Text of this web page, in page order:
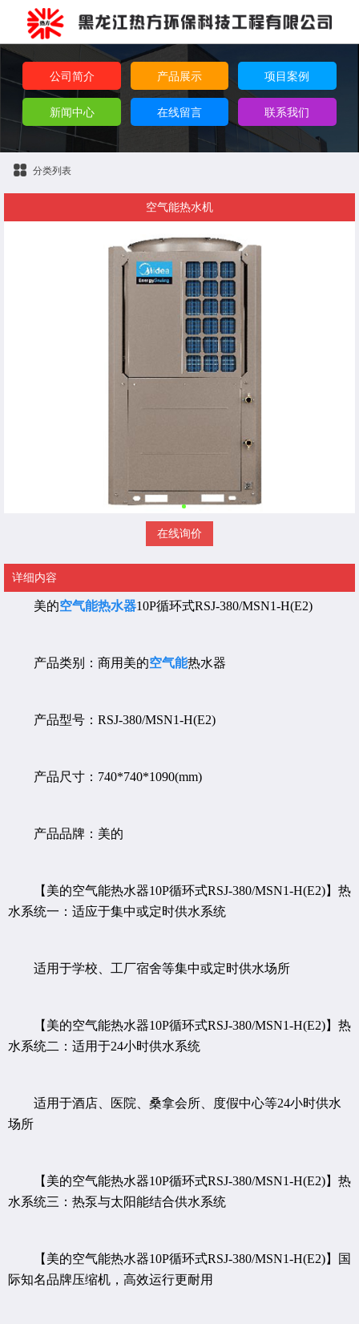
公司简介 产品展示 项目案例
新闻中心 在线留言 联系我们
分类列表
空气能热水机
在线询价
详细内容
美的空气能热水器10P循环式RSJ-380/MSN1-H(E2)
产品类别：商用美的空气能热水器
产品型号：RSJ-380/MSN1-H(E2)
产品尺寸：740*740*1090(mm)
产品品牌：美的
【美的空气能热水器10P循环式RSJ-380/MSN1-H(E2)】热
水系统一：适应于集中或定时供水系统
适用于学校、工厂宿舍等集中或定时供水场所
【美的空气能热水器10P循环式RSJ-380/MSN1-H(E2)】热
水系统二：适用于24小时供水系统
适用于酒店、医院、桑拿会所、度假中心等24小时供水
场所
【美的空气能热水器10P循环式RSJ-380/MSN1-H(E2)】热
水系统三：热泵与太阳能结合供水系统
【美的空气能热水器10P循环式RSJ-380/MSN1-H(E2)】国
际知名品牌压缩机，高效运行更耐用